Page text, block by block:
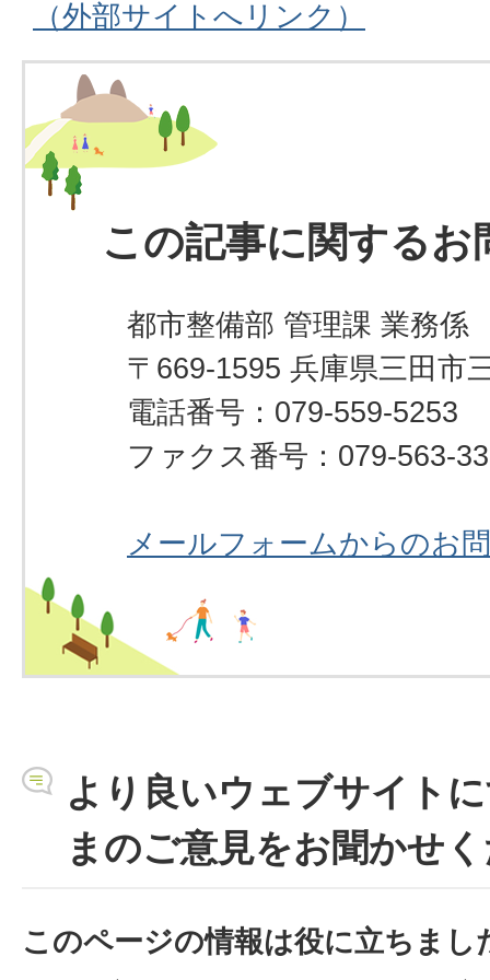
（外部サイトへリンク）
この記事に関するお
都市整備部 管理課 業務係
〒669-1595 兵庫県三田市
電話番号：079-559-5253
ファクス番号：079-563-
メールフォームからのお
より良いウェブサイト
まのご意見をお聞かせ
このページの情報は役に立ちまし